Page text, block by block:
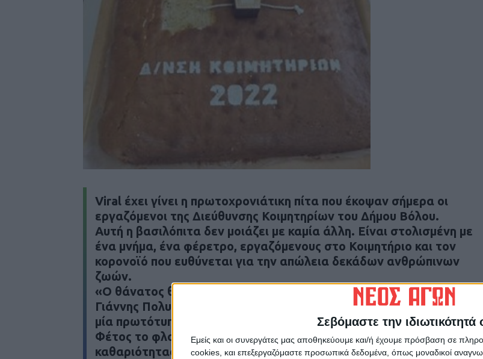
Σεβόμαστε την ιδιωτικότητά
Εμείς και οι συνεργάτες μας αποθηκεύουμε και/ή έχουμε πρόσβαση σε
cookies, και επεξεργαζόμαστε προσωπικά δεδομένα, όπως μοναδικοί
Viral έχει γίνει η πρωτοχρονιάτικη πίτα που έκοψαν σήμερα οι
εργαζόμενοι της Διεύθυνσης Κοιμητηρίων του Δήμου Βόλου.
Αυτή η βασιλόπιτα δεν μοιάζει με καμία άλλη. Είναι στολισμένη με
ένα μνήμα, ένα φέρετρο, εργαζόμενους στο Κοιμητήριο και τον
κορονοϊό που ευθύνεται για την απώλεια δεκάδων ανθρώπινων
ζωών.
«Ο θάνατος θέλει τρολάρισμα», αναφέρει ο διευθυντής
Γιάννης Πολυμενίδης, που κάθε χρόνο φροντίζει να παρουσιάζει και
μία πρωτότυπη βασιλόπιτα.
Φέτος το φλουρί, κέρδισε εργαζόμενη της υπηρεσίας στον τομέα
καθαριότητας.